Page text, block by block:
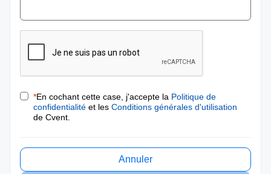
*En cochant cette case, j'accepte la Politique de
confidentialité et les Conditions générales d'utilisation
de Cvent.
Annuler